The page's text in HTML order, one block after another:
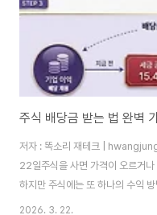
저자 : 똑소리 재테크 |
22일주식을 사면 가격이 오르거
하지만 주식에는 또 하나의 수익
자자들이 배당금을 몰라서, 혹은
2026. 3. 22.